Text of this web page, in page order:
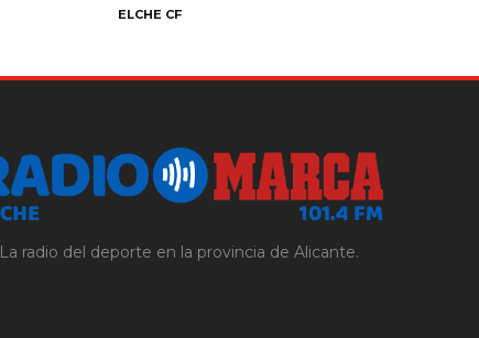
ELCHE CF
La radio del deporte en la provincia de Alicante.